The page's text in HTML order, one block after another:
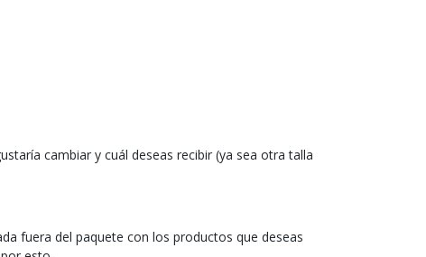
cambiar y cuál deseas recibir (ya sea otra talla
fuera del paquete con los productos que deseas